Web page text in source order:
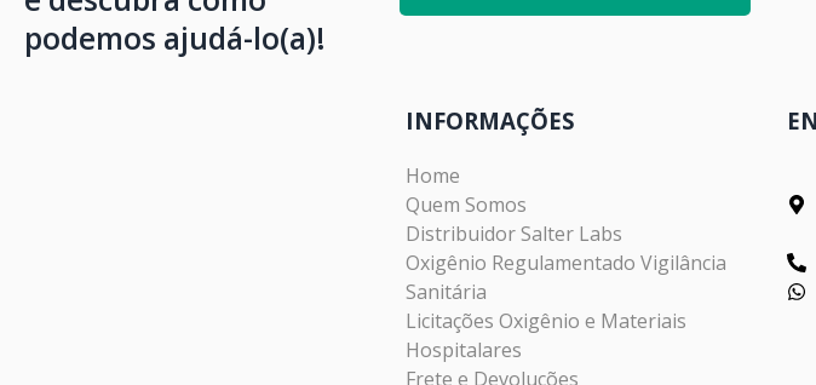
podemos ajudá-lo(a)!
INFORMAÇÕES
Home
Quem Somos
Distribuidor Salter Labs
Oxigênio Regulamentado Vigilância
Sanitária
Licitações Oxigênio e Materiais
Hospitalares
Frete e Devoluções